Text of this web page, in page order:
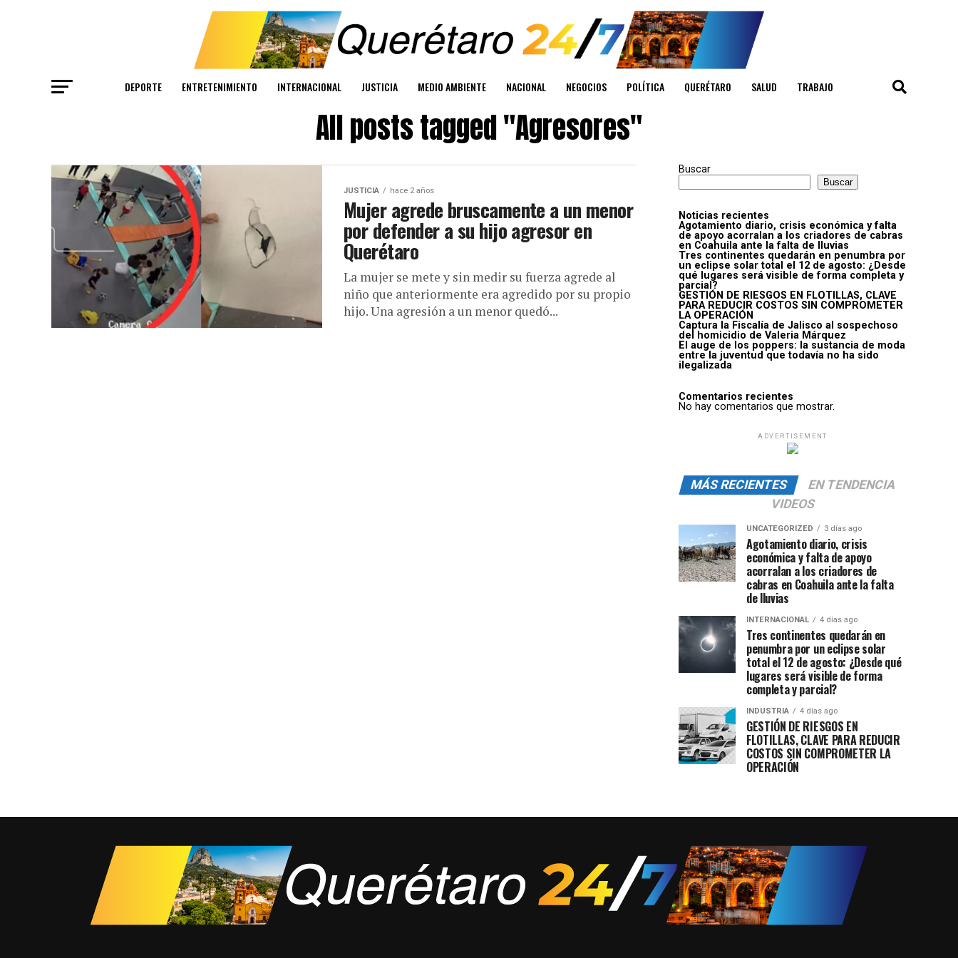
DEPORTE ENTRETENIMIENTO INTERNACIONAL JUSTICIA MEDIO AMBIENTE NACIONAL NEGOCIOS POLÍTICA QUERÉTARO SALUD TRABAJO
All posts tagged "Agresores"
JUSTICIA hace 2 años
Mujer agrede bruscamente a un menor
por defender a su hijo agresor en
Querétaro
La mujer se mete y sin medir su fuerza agrede al
niño que anteriormente era agredido por su propio
hijo. Una agresión a un menor quedó...
Buscar
Buscar
Noticias recientes
Agotamiento diario, crisis económica y falta
de apoyo acorralan a los criadores de cabras
en Coahuila ante la falta de lluvias
Tres continentes quedarán en penumbra por
un eclipse solar total el 12 de agosto: ¿Desde
qué lugares será visible de forma completa y
parcial?
GESTIÓN DE RIESGOS EN FLOTILLAS, CLAVE
PARA REDUCIR COSTOS SIN COMPROMETER
LA OPERACIÓN
Captura la Fiscalía de Jalisco al sospechoso
del homicidio de Valeria Márquez
El auge de los poppers: la sustancia de moda
entre la juventud que todavía no ha sido
ilegalizada
Comentarios recientes
No hay comentarios que mostrar.
ADVERTISEMENT
MÁS RECIENTES
EN TENDENCIA
VIDEOS
UNCATEGORIZED 3 días ago
Agotamiento diario, crisis
económica y falta de apoyo
acorralan a los criadores de
cabras en Coahuila ante la falta
de lluvias
INTERNACIONAL 4 días ago
Tres continentes quedarán en
penumbra por un eclipse solar
total el 12 de agosto: ¿Desde qué
lugares será visible de forma
completa y parcial?
INDUSTRIA 4 días ago
GESTIÓN DE RIESGOS EN
FLOTILLAS, CLAVE PARA REDUCIR
COSTOS SIN COMPROMETER LA
OPERACIÓN